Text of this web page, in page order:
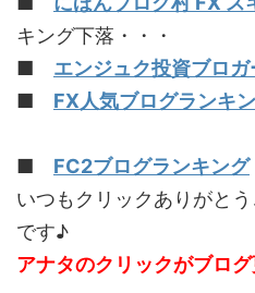
キング下落・・・
■ エンジュク投資ブロガ
■ FX人気ブログランキ
■ FC2ブログランキング
いつもクリックありがと
です♪
アナタのクリックがブロ